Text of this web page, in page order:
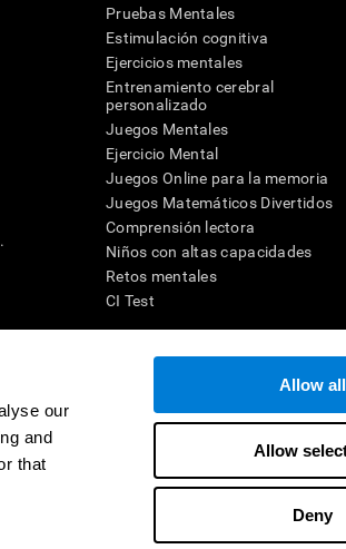
our
and
that
Allow all
Allow
Deny
Pruebas Mentales
Estimulación cognitiva
Ejercicios mentales
Entrenamiento cerebral
personalizado
Juegos Mentales
Ejercicio Mental
Juegos Online para la memoria
Juegos Matemáticos Divertidos
Comprensión lectora
Niños con altas capacidades
Retos mentales
CI Test
una intervención terapéutica apropiada. En un
individuo debe ser dirigido a una posterior evaluación
de TDAH, dislexia, demencia o enfermedad similar sólo
indica que esta herramienta sea o deba ser considerada
la cognición. Si se utiliza para fines de investigación, todo
parte del investigador. Todas estas protecciones para el
CFR 46 del Código de Regulaciones Federales.